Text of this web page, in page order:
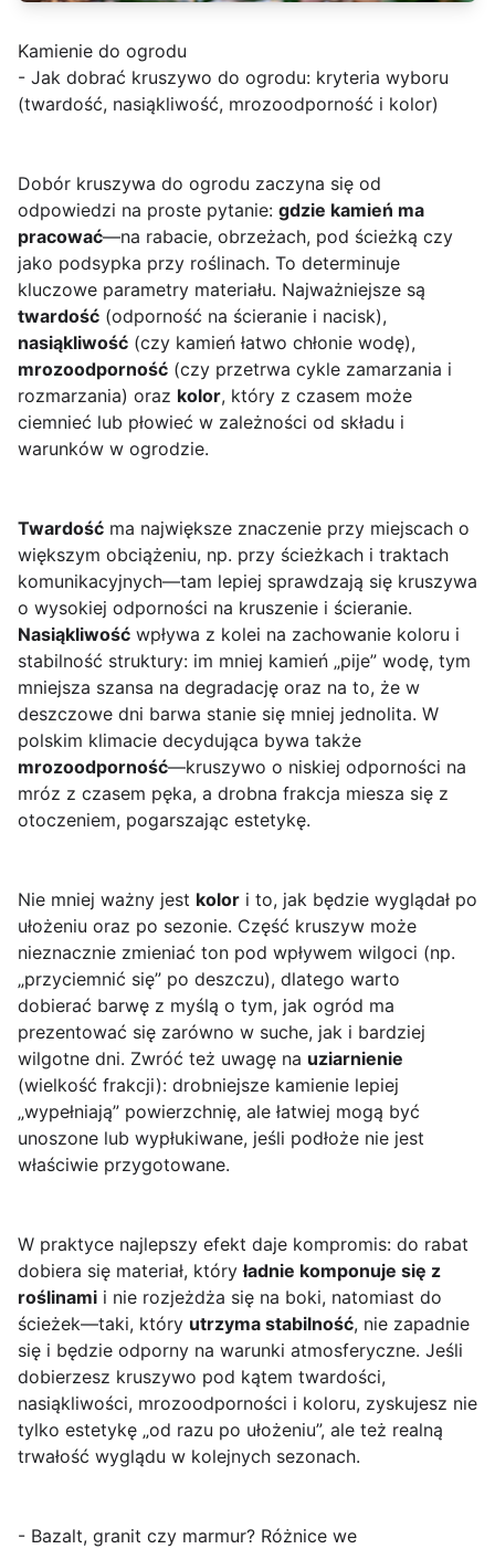
Kamienie do ogrodu
- Jak dobrać kruszywo do ogrodu: kryteria wyboru
(twardość, nasiąkliwość, mrozoodporność i kolor)
Dobór kruszywa do ogrodu zaczyna się od
odpowiedzi na proste pytanie: gdzie kamień ma
pracować—na rabacie, obrzeżach, pod ścieżką czy
jako podsypka przy roślinach. To determinuje
kluczowe parametry materiału. Najważniejsze są
twardość (odporność na ścieranie i nacisk),
nasiąkliwość (czy kamień łatwo chłonie wodę),
mrozoodporność (czy przetrwa cykle zamarzania i
rozmarzania) oraz kolor, który z czasem może
ciemnieć lub płowieć w zależności od składu i
warunków w ogrodzie.
Twardość ma największe znaczenie przy miejscach o
większym obciążeniu, np. przy ścieżkach i traktach
komunikacyjnych—tam lepiej sprawdzają się kruszywa
o wysokiej odporności na kruszenie i ścieranie.
Nasiąkliwość wpływa z kolei na zachowanie koloru i
stabilność struktury: im mniej kamień „pije” wodę, tym
mniejsza szansa na degradację oraz na to, że w
deszczowe dni barwa stanie się mniej jednolita. W
polskim klimacie decydująca bywa także
mrozoodporność—kruszywo o niskiej odporności na
mróz z czasem pęka, a drobna frakcja miesza się z
otoczeniem, pogarszając estetykę.
Nie mniej ważny jest kolor i to, jak będzie wyglądał po
ułożeniu oraz po sezonie. Część kruszyw może
nieznacznie zmieniać ton pod wpływem wilgoci (np.
„przyciemnić się” po deszczu), dlatego warto
dobierać barwę z myślą o tym, jak ogród ma
prezentować się zarówno w suche, jak i bardziej
wilgotne dni. Zwróć też uwagę na uziarnienie
(wielkość frakcji): drobniejsze kamienie lepiej
„wypełniają” powierzchnię, ale łatwiej mogą być
unoszone lub wypłukiwane, jeśli podłoże nie jest
właściwie przygotowane.
W praktyce najlepszy efekt daje kompromis: do rabat
dobiera się materiał, któryładnie komponuje się z
roślinami i nie rozjeżdża się na boki, natomiast do
ścieżek—taki, który utrzyma stabilność, nie zapadnie
się i będzie odporny na warunki atmosferyczne. Jeśli
dobierzesz kruszywo pod kątem twardości,
nasiąkliwości, mrozoodporności i koloru, zyskujesz nie
tylko estetykę „od razu po ułożeniu”, ale też realną
trwałość wyglądu w kolejnych sezonach.
- Bazalt, granit czy marmur? Różnice we